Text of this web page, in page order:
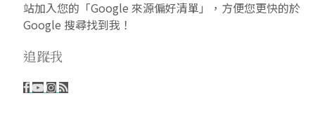
站加入您的「Google 來源偏好清單」，方便您更快的於
Google 搜尋找到我！
追蹤我